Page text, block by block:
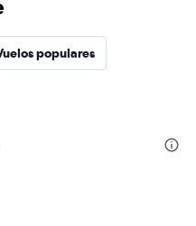
populares